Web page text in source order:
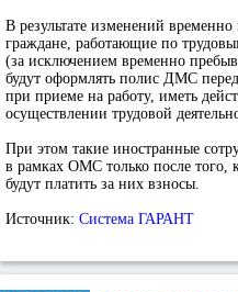
В результате изменений
граждане, работающие по
(за исключением временно
будут оформлять полис ДМС перед
при приеме на работу, иметь
осуществлении трудовой
При этом такие иностранные
в рамках ОМС только после того,
будут платить за них взносы.
Источник: Система ГАРАНТ